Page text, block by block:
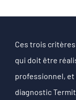
Ces trois
qui doit être
professionnel,
diagnostic